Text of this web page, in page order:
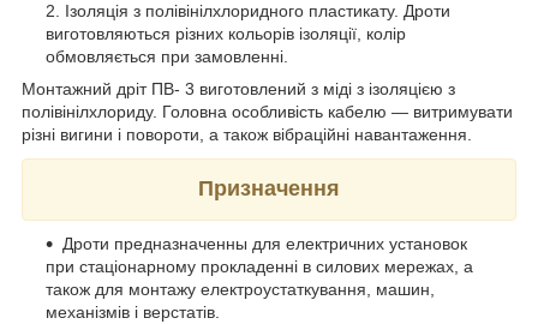
Ізоляція з полівінілхлоридного пластикату. Дроти
виготовляються різних кольорів ізоляції, колір
обмовляється при замовленні.
Монтажний дріт ПВ- 3 виготовлений з міді з ізоляцією з
полівінілхлориду. Головна особливість кабелю ― витримувати
різні вигини і повороти, а також вібраційні навантаження.
Призначення
Дроти предназначенны для електричних установок
при стаціонарному прокладенні в силових мережах, а
також для монтажу електроустаткування, машин,
механізмів і верстатів.